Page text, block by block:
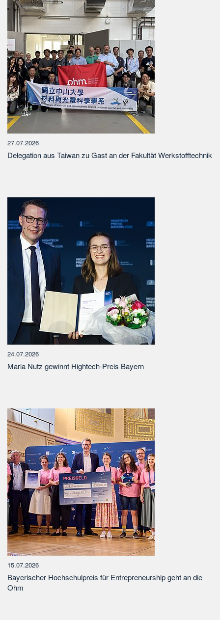
27.07.2026
Delegation aus Taiwan zu Gast an der Fakultät Werkstofftechnik
24.07.2026
Maria Nutz gewinnt Hightech-Preis Bayern
15.07.2026
Bayerischer Hochschulpreis für Entrepreneurship geht an die
Ohm